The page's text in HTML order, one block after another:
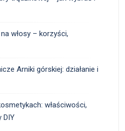
włosy – korzyści,
Arniki górskiej: działanie i
właściwości,
DIY